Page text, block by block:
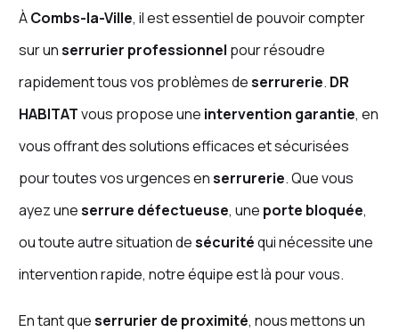
ÀCombs-la-Ville, il est essentiel de pouvoir compter
sur unserrurier professionnel pour résoudre
rapidement tous vos problèmes deserrurerie. DR
HABITATvous propose une intervention garantie, en
vous offrant des solutions efficaces et sécurisées
pour toutes vos urgences enserrurerie. Que vous
ayez uneserrure défectueuse, une porte bloquée,
ou toute autre situation desécuritéqui nécessite une
intervention rapide, notre équipe est là pour vous.
En tant queserrurier de proximité, nous mettons un